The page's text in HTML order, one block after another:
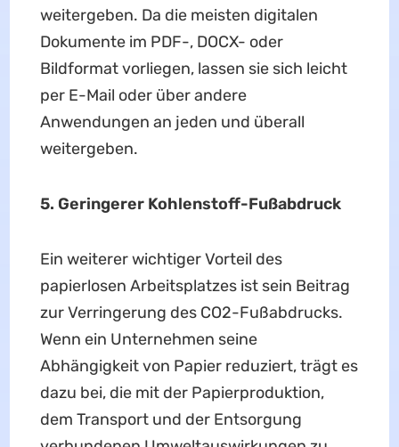
weitergeben. Da die meisten digitalen
Dokumente im PDF-, DOCX- oder
Bildformat vorliegen, lassen sie sich leicht
per E-Mail oder über andere
Anwendungen an jeden und überall
weitergeben.
5. Geringerer Kohlenstoff-Fußabdruck
Ein weiterer wichtiger Vorteil des
papierlosen Arbeitsplatzes ist sein Beitrag
zur Verringerung des CO2-Fußabdrucks.
Wenn ein Unternehmen seine
Abhängigkeit von Papier reduziert, trägt es
dazu bei, die mit der Papierproduktion,
dem Transport und der Entsorgung